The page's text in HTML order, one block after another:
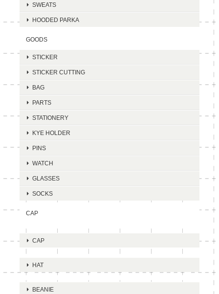
SWEATS
HOODED PARKA
GOODS
STICKER
STICKER CUTTING
BAG
PARTS
STATIONERY
KYE HOLDER
PINS
WATCH
GLASSES
SOCKS
CAP
CAP
HAT
BEANIE